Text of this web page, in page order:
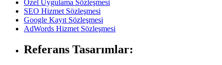
Özel Uygulama Sözleşmesi
SEO Hizmet Sözleşmesi
Google Kayıt Sözleşmesi
AdWords Hizmet Sözleşmesi
Referans Tasarımlar: